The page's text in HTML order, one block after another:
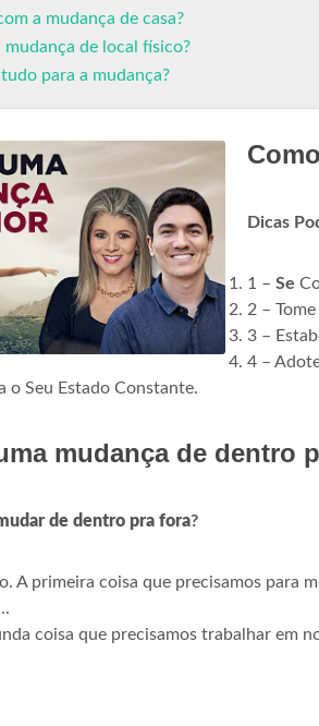
a mudança de casa?
de local físico?
para a mudança?
Dicas
1 – Se
2 –
3 –
4 –
o Seu Estado Constante.
mudança de dentro
de dentro pra fora?
A primeira coisa que precisamos para
coisa que precisamos trabalhar em